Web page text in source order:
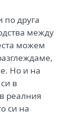
по друга
между
можем
Но и на
в
реалния
си на